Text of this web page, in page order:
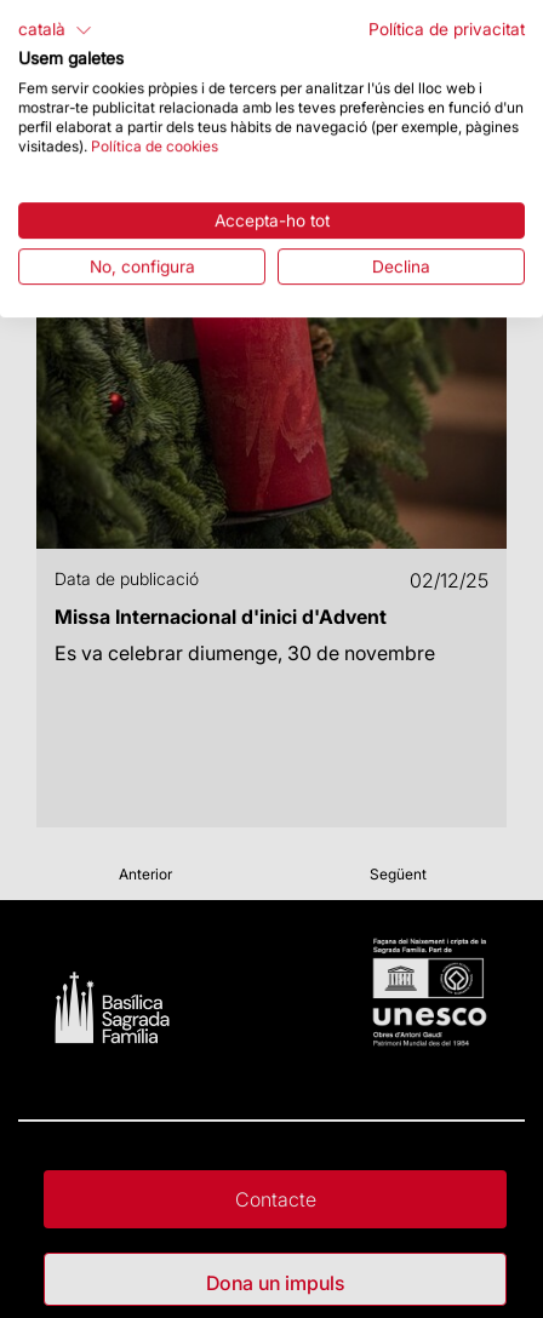
Es sortejaven 400 entrades dobles
Data de publicació
02/12/25
Missa Internacional d'inici d'Advent
Es va celebrar diumenge, 30 de novembre
Anterior Següent
Contacte
Dona un impuls
català
Política de privacitat
Usem galetes
Fem servir cookies pròpies i de tercers per analitzar l'ús del lloc web i
mostrar-te publicitat relacionada amb les teves preferències en funció d'un
perfil elaborat a partir dels teus hàbits de navegació (per exemple, pàgines
visitades). Política de cookies
Accepta-ho tot
No, configura Declina